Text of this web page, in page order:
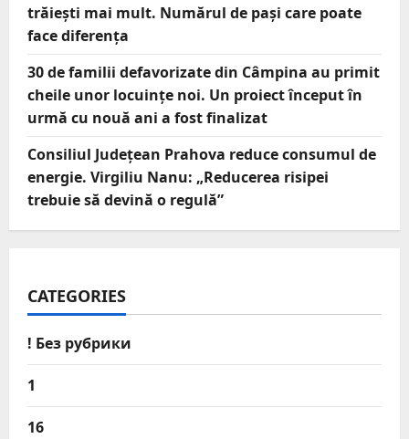
trăiești mai mult. Numărul de pași care poate
face diferența
30 de familii defavorizate din Câmpina au primit
cheile unor locuințe noi. Un proiect început în
urmă cu nouă ani a fost finalizat
Consiliul Județean Prahova reduce consumul de
energie. Virgiliu Nanu: „Reducerea risipei
trebuie să devină o regulă”
CATEGORIES
! Без рубрики
1
16